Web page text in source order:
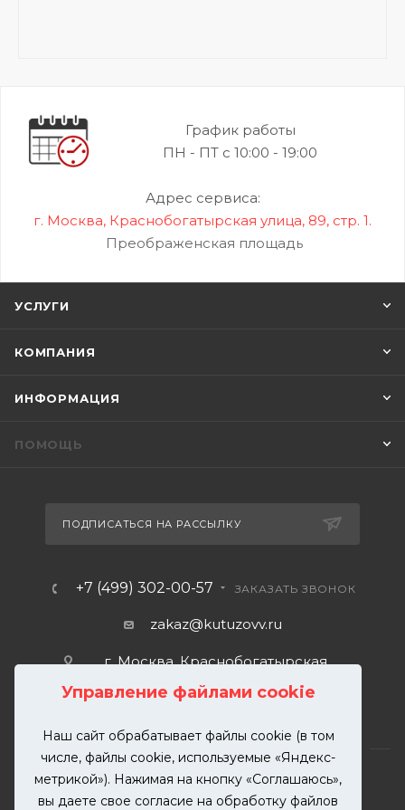
Управление файлами cookie
Наш сайт обрабатывает файлы cookie (в том
числе, файлы cookie, используемые «Яндекс-
метрикой»). Нажимая на кнопку «Соглашаюсь»,
вы даете свое согласие на обработку файлов
График работы
ПН - ПТ с 10:00 - 19:00
Адрес сервиса:
г. Москва, Краснобогатырская улица, 89, стр. 1.
Преображенская площадь
УСЛУГИ
КОМПАНИЯ
ИНФОРМАЦИЯ
ПОМОЩЬ
ПОДПИСАТЬСЯ НА РАССЫЛКУ
+7 (499) 302-00-57 ЗАКАЗАТЬ ЗВОНОК
zakaz@kutuzovv.ru
г. Москва, Краснобогатырская